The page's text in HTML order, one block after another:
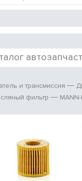
и трансмиссия
фильтр